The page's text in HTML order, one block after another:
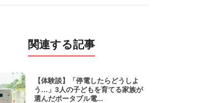
関連する記事
【体験談】「停電したらどうしよ
う…」3人の子どもを育てる家族が
選んだポータブル電...